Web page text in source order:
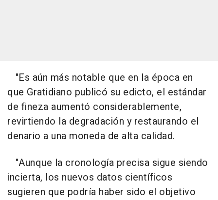
"Es aún más notable que en la época en
que Gratidiano publicó su edicto, el estándar
de fineza aumentó considerablemente,
revirtiendo la degradación y restaurando el
denario a una moneda de alta calidad.
"Aunque la cronología precisa sigue siendo
incierta, los nuevos datos científicos
sugieren que podría haber sido el objetivo